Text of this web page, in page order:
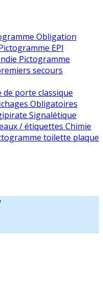
Obligation
EPI
Pictogramme
secours
de porte classique
Obligatoires
Signalétique
/ étiquettes Chimie
toilette plaque